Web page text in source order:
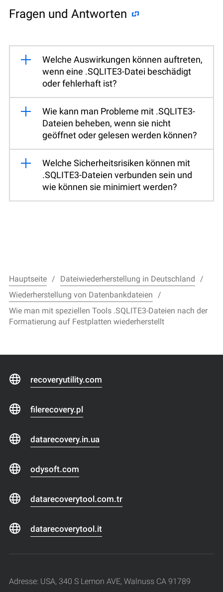
Fragen und Antworten
Welche Auswirkungen können auftreten,
wenn eine .SQLITE3-Datei beschädigt
oder fehlerhaft ist?
Wie kann man Probleme mit .SQLITE3-
Dateien beheben, wenn sie nicht
geöffnet oder gelesen werden können?
Welche Sicherheitsrisiken können mit
.SQLITE3-Dateien verbunden sein und
wie können sie minimiert werden?
Hauptseite
Dateiwiederherstellung in Deutschland
Wiederherstellung von Datenbankdateien
Wie man mit speziellen Tools .SQLITE3-Dateien nach der
Formatierung auf Festplatten wiederherstellt
recoveryutility.com
filerecovery.pl
datarecovery.in.ua
odysoft.com
datarecoverytool.com.tr
datarecoverytool.it
Adresse: USA, 340 S Lemon AVE, Walnuss CA 91789